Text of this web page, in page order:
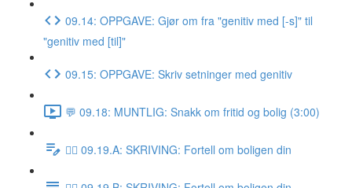
09.14: OPPGAVE: Gjør om fra "genitiv med [-s]" til
"genitiv med [til]"
09.15: OPPGAVE: Skriv setninger med genitiv
💬 09.18: MUNTLIG: Snakk om fritid og bolig (3:00)
✍🏼 09.19.A: SKRIVING: Fortell om boligen din